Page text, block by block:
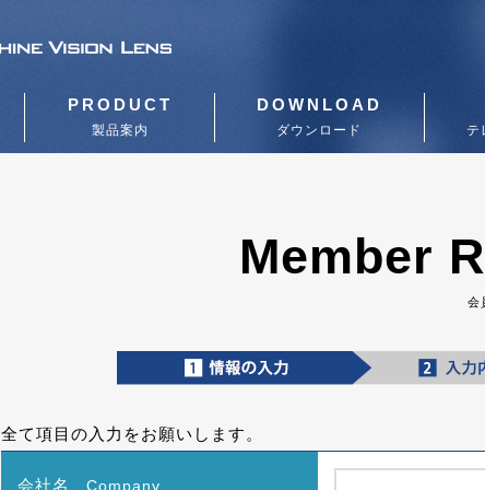
PRODUCT
製品案内
DOWNLOAD
ダウンロード テ
Member
会
全て項目の入力をお願いします。
会社名 Company